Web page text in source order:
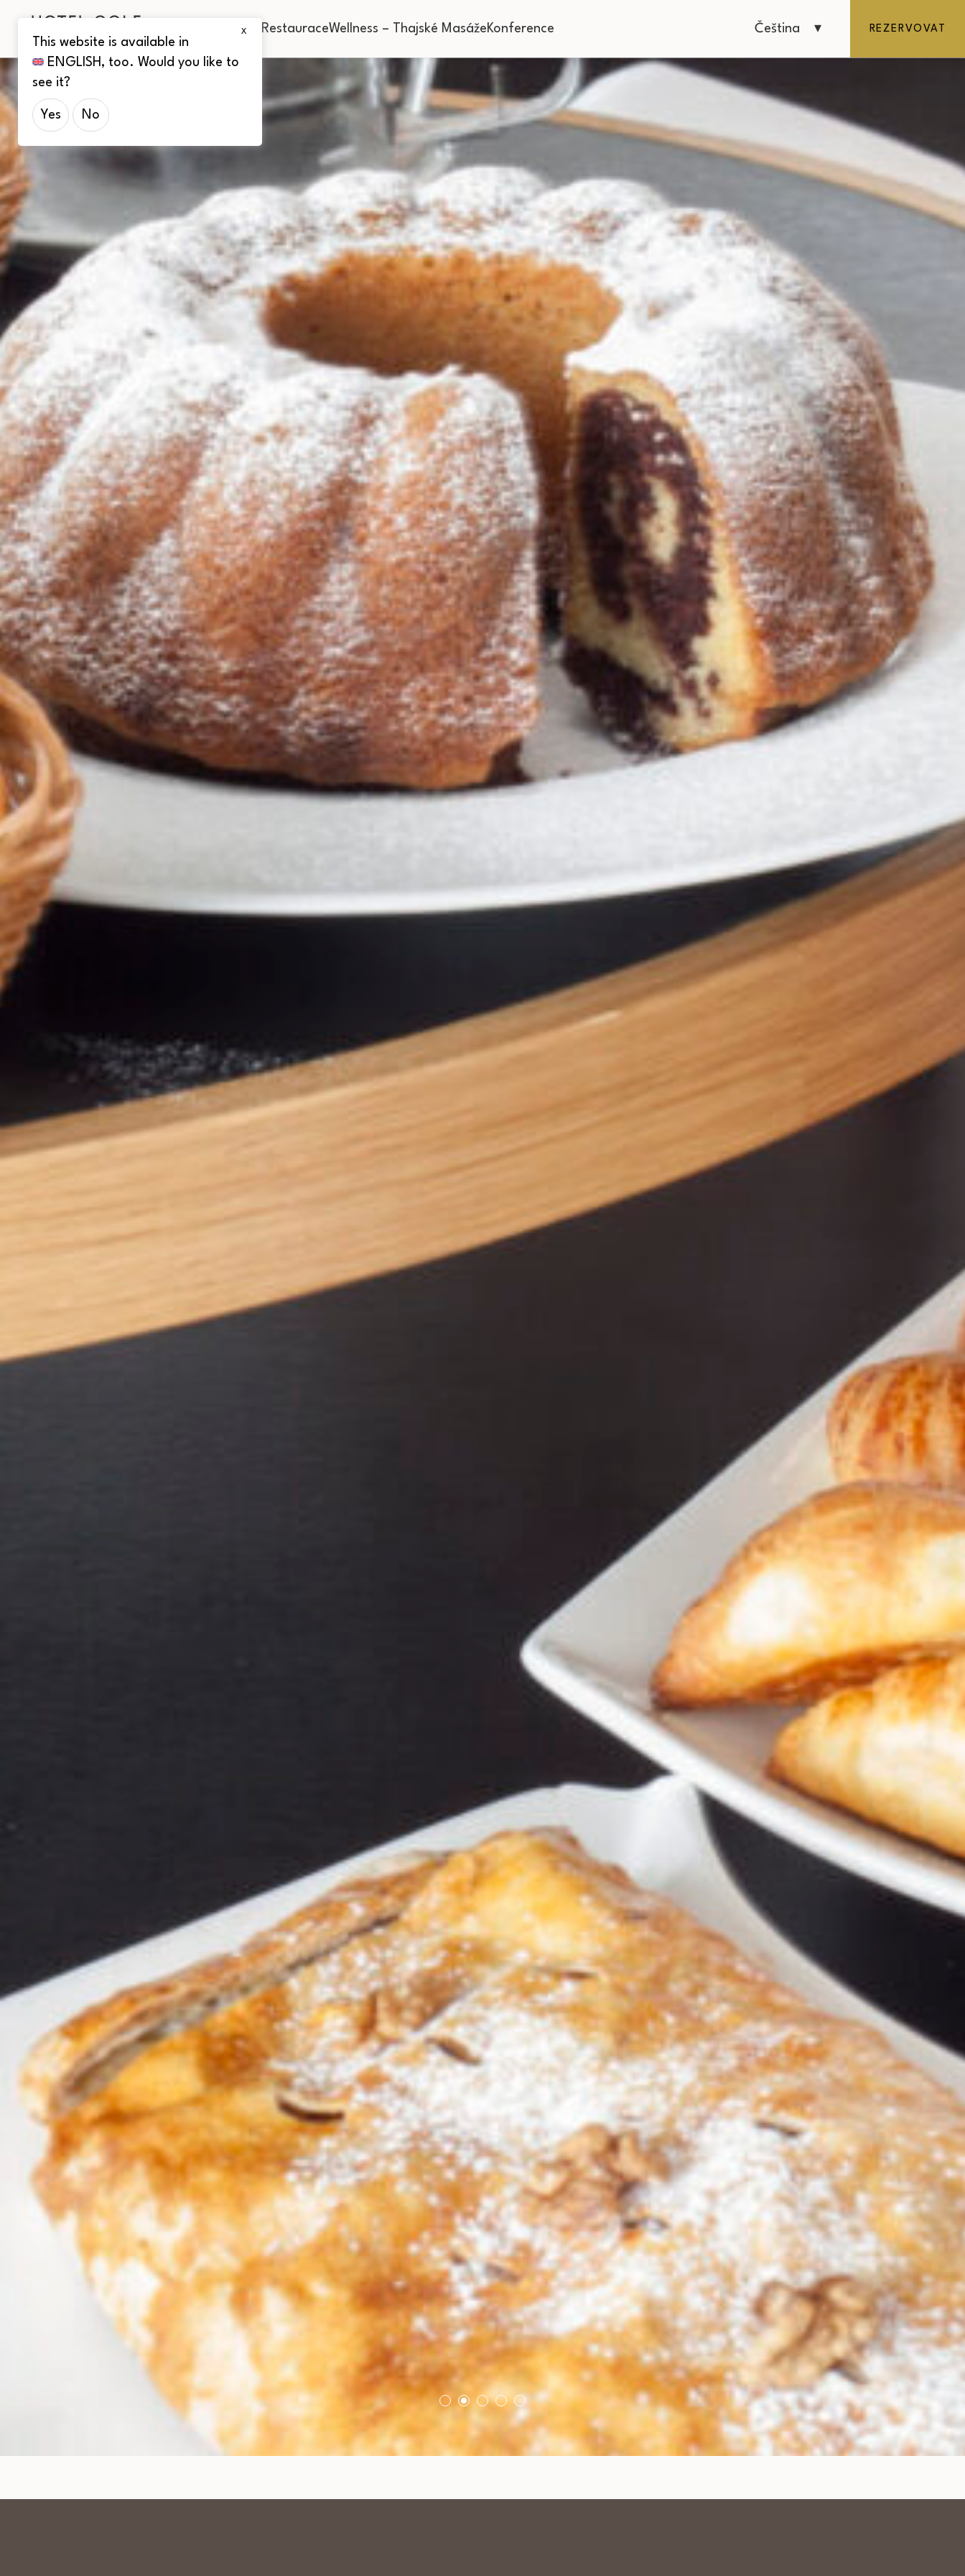
Pokoje RestauraceWellness – Thajské MasážeKonference Čeština REZERVOVAT
X
This website is available in
ENGLISH , too. Would you like to
see it?
Yes No